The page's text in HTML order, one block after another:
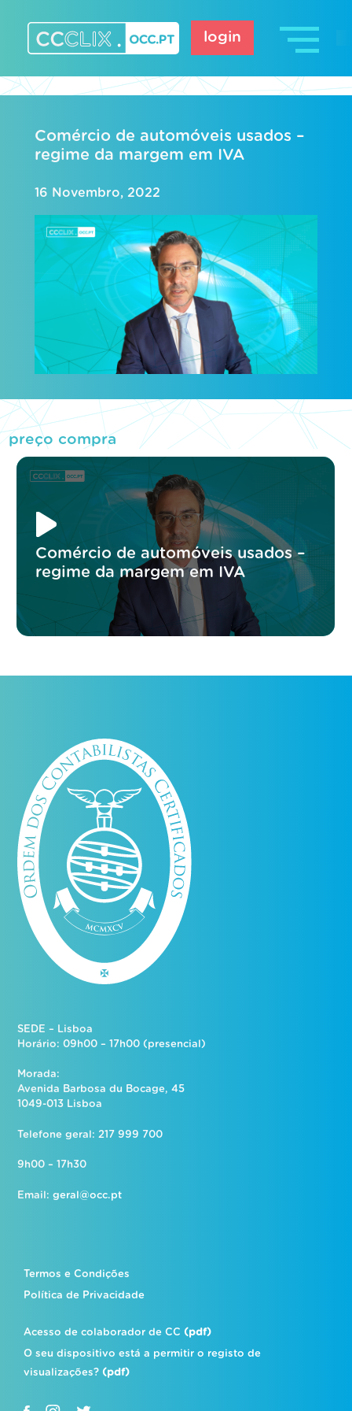
content
login
Comércio de automóveis usados –
regime da margem em IVA
16 Novembro, 2022
preço compra
Comércio de automóveis usados –
regime da margem em IVA
SEDE – Lisboa
Horário: 09h00 – 17h00 (presencial)
Morada:
Avenida Barbosa du Bocage, 45
1049-013 Lisboa
Telefone geral: 217 999 700
9h00 – 17h30
Email:geral@occ.pt
Termos e Condições
Política de Privacidade
Acesso de colaborador de CC(pdf)
O seu dispositivo está a permitir o registo de
visualizações?(pdf)